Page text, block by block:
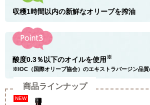
収穫1時間以内の新鮮なオリーブを搾油
酸度0.3％以下のオイルを使用 ※
※IOC（国際オリーブ協会）のエキストラバージン品質
商品ラインナップ
NEW